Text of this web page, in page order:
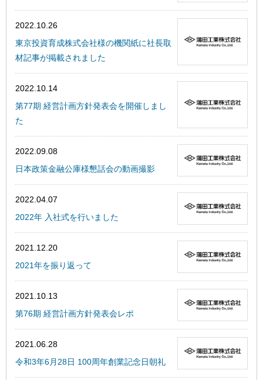
2022.10.26
東京投資育成株式会社様の機関紙に社長取
材記事が掲載されました
2022.10.14
第77期 経営計画方針発表会を開催しまし
た
2022.09.08
日本政策金融公庫様懇話会の動画撮影
2022.04.07
2022年 入社式を行いました
2021.12.20
2021年を振り返って
2021.10.13
第76期 経営計画方針発表会レポ
2021.06.28
令和3年6月28日 100周年創業記念日朝礼